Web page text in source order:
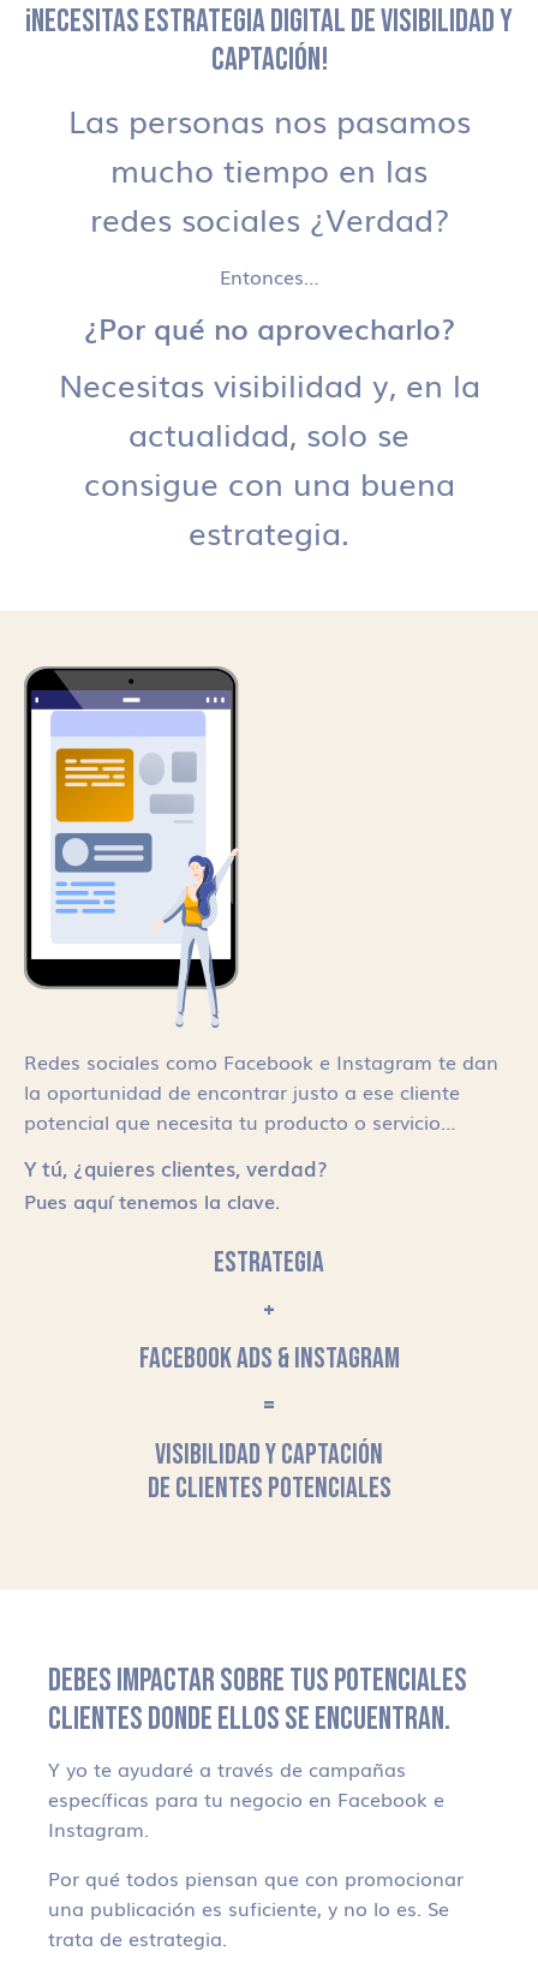
¡NECESITAS ESTRATEGIA DIGITAL DE VISIBILIDAD Y
CAPTACIÓN!
Las personas nos pasamos
mucho tiempo en las
redes sociales ¿Verdad?
Entonces…
¿Por qué no aprovecharlo?
Necesitas visibilidad y, en la
actualidad, solo se
consigue con una buena
estrategia.
Redes sociales como Facebook e Instagram te dan
la oportunidad de encontrar justo a ese cliente
potencial que necesita tu producto o servicio…
Y tú, ¿quieres clientes, verdad?
Pues aquí tenemos la clave.
ESTRATEGIA
+
FACEBOOK ADS & INSTAGRAM
=
VISIBILIDAD Y CAPTACIÓN
DE CLIENTES POTENCIALES
DEBES IMPACTAR SOBRE TUS POTENCIALES
CLIENTES DONDE ELLOS SE ENCUENTRAN.
Y yo te ayudaré a través de campañas
específicas para tu negocio en Facebook e
Instagram.
Por qué todos piensan que con promocionar
una publicación es suficiente, y no lo es. Se
trata de estrategia.